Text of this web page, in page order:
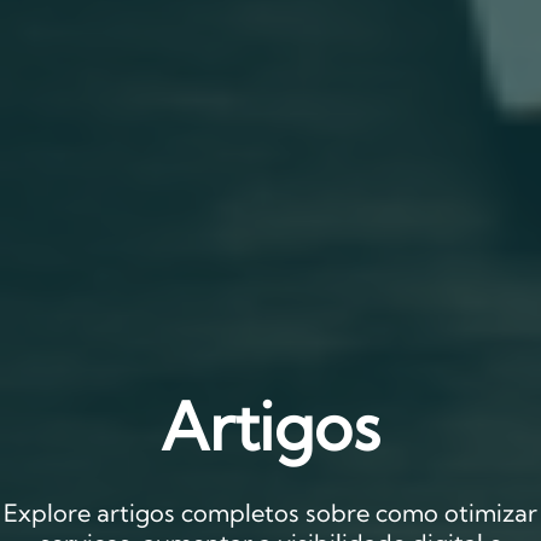
Artigos
Explore artigos completos sobre como otimizar